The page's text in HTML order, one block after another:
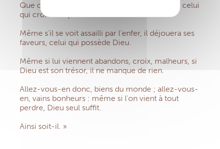
Que confiance et foi vive maintiennent l’âme, celui
qui croit et espère obtient tout.
Même s’il se voit assailli par l’enfer, il déjouera ses
faveurs, celui qui possède Dieu.
Même si lui viennent abandons, croix, malheurs, si
Dieu est son trésor, il ne manque de rien.
Allez-vous-en donc, biens du monde ; allez-vous-
en, vains bonheurs : même si l’on vient à tout
perdre, Dieu seul suffit.
Ainsi soit-il. »